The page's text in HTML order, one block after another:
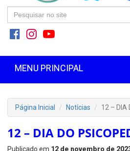
MENU PRINCIPAL
Página Inicial Notícias 12 – DIA
12 – DIA DO
Publicado em 12 de novembro de